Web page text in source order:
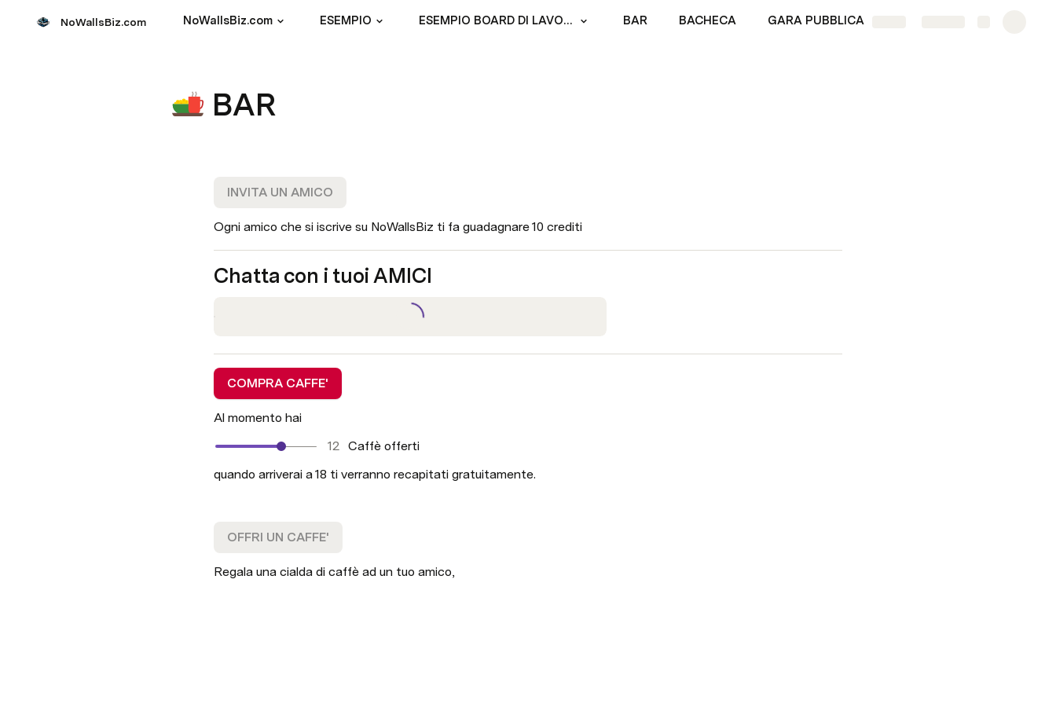
NoWallsBiz.com NoWallsBiz.com ESEMPIO ESEMPIO BOARD DI LAVORO BAR BACHECA GARA PUBBLICA
BAR
INVITA UN AMICO
Ogni amico che si iscrive su NoWallsBiz ti fa guadagnare 10 crediti
Chatta con i tuoi AMICI
COMPRA CAFFE'
Al momento hai
12 Caffè offerti
quando arriverai a 18 ti verranno recapitati gratuitamente.
OFFRI UN CAFFE'
Regala una cialda di caffè ad un tuo amico,